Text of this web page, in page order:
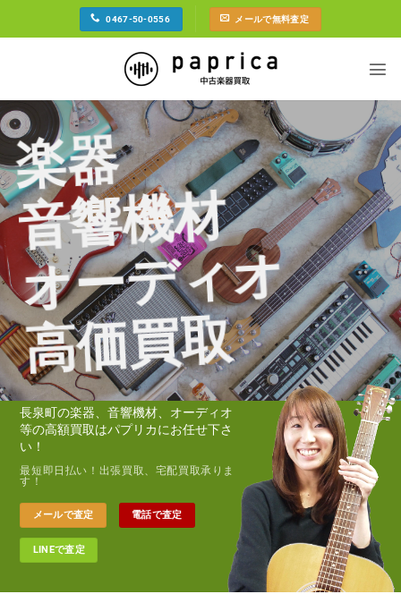
0467-50-0556 メールで無料査定
楽器
音響機材
オーディオ
高価買取
長泉町の楽器、音響機材、オーディオ
等の高額買取はパプリカにお任せ下さ
い！
最短即日払い！出張買取、宅配買取承りま
す！
メールで査定 電話で査定
LINEで査定